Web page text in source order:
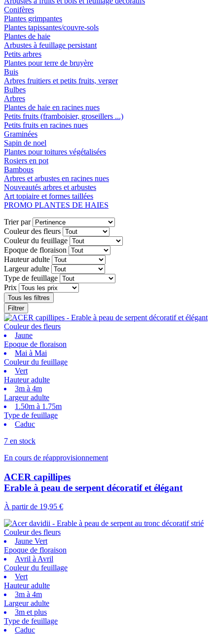
Conifères
Plantes grimpantes
Plantes tapissantes/couvre-sols
Plantes de haie
Arbustes à feuillage persistant
Petits arbres
Plantes pour terre de bruyère
Buis
Arbres fruitiers et petits fruits, verger
Bulbes
Arbres
Plantes de haie en racines nues
Petits fruits (framboisier, groseillers ...)
Petits fruits en racines nues
Graminées
Sapin de noel
Plantes pour toitures végétalisées
Rosiers en pot
Bambous
Arbres et arbustes en racines nues
Nouveautés arbres et arbustes
Art topiaire et formes taillées
PROMO PLANTES DE HAIES
Trier par
Couleur des fleurs
Couleur du feuillage
Epoque de floraison
Hauteur adulte
Largeur adulte
Type de feuillage
Prix
Tous les filtres
Filtrer
Couleur des fleurs
Jaune
Epoque de floraison
Mai à Mai
Couleur du feuillage
Vert
Hauteur adulte
3m à 4m
Largeur adulte
1.50m à 1.75m
Type de feuillage
Caduc
7 en stock
En cours de réapprovisionnement
ACER capillipes
Erable à peau de serpent décoratif et élégant
À partir de 19,95 €
Couleur des fleurs
Jaune Vert
Epoque de floraison
Avril à Avril
Couleur du feuillage
Vert
Hauteur adulte
3m à 4m
Largeur adulte
3m et plus
Type de feuillage
Caduc